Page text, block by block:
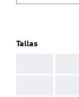
Tallas